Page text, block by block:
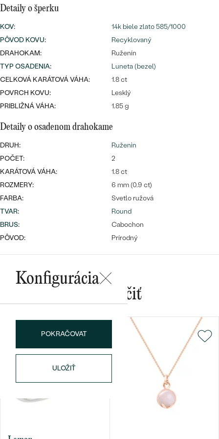
Wave kolekcia
PODĽA TVARU DRAHOKAMU
NA MIERU
DIAMANTY
Bestsellery
náušnice
Personalizované
prívesky
OBJAVIŤ
Najpredávanejšie
prstene
PREZRIEŤ
Detaily o šperku
KOV:
14k biele zlato 585/1000
PÔVOD KOVU:
Recyklovaný
DRAHOKAM:
Ruženín
TYP OSADENIA:
Luneta (bezel)
CELKOVÁ KARÁTOVÁ VÁHA:
1.8 ct
POVRCH KOVU:
Lesklý
PRIBLIŽNÁ VÁHA:
1.85 g
Detaily o osadenom drahokame
DRUH:
Ruženin
POČET:
2
KARÁTOVÁ VÁHA:
1.8 ct
ROZMERY:
6 mm (0.9 ct)
FARBA:
Svetlo ružová
TVAR:
Round
BRUS:
Cabochon
PÔVOD:
Prírodný
Konfigurácia
POKRAČOVAT
ULOŽIŤ
Mohlo by sa vám páčiť